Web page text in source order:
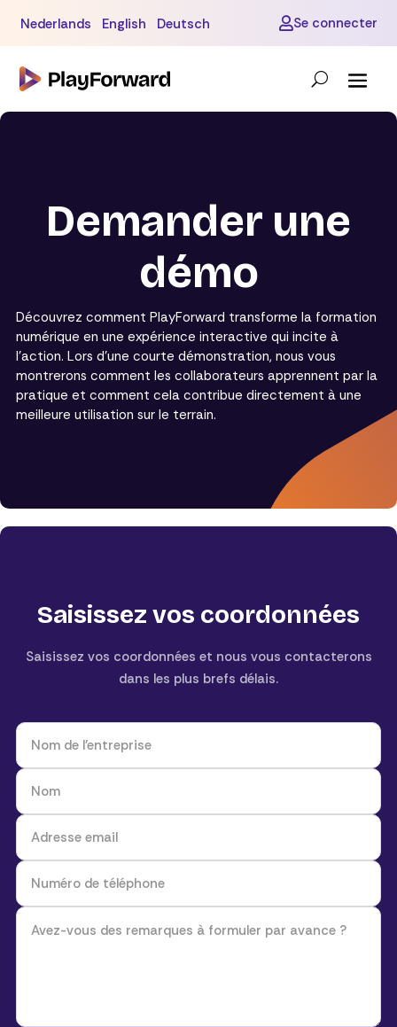
Nederlands English Deutsch Se connecter
Demander une
démo
Découvrez comment PlayForward transforme la formation
numérique en une expérience interactive qui incite à
l’action. Lors d’une courte démonstration, nous vous
montrerons comment les collaborateurs apprennent par la
pratique et comment cela contribue directement à une
meilleure utilisation sur le terrain.
Saisissez vos coordonnées
Saisissez vos coordonnées et nous vous contacterons
dans les plus brefs délais.